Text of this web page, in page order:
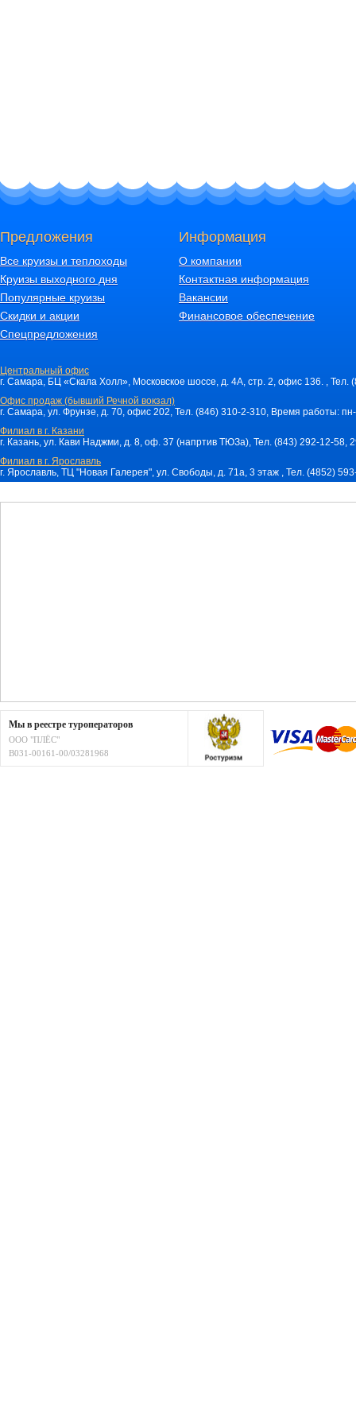
Предложения
Все круизы и теплоходы
Круизы выходного дня
Популярные круизы
Скидки и акции
Спецпредложения
Информация
О компании
Контактная информация
Вакансии
Финансовое обеспечение
Центральный офис
г. Самара, БЦ «Скала Холл», Московское шоссе, д. 4А, стр. 2, офис 136. ,
Офис продаж (бывший Речной вокзал)
г. Самара, ул. Фрунзе, д. 70, офис 202, Тел. (846) 310-2-310, Время работы:
Филиал в г. Казани
г. Казань, ул. Кави Наджми, д. 8, оф. 37 (напртив ТЮЗа), Тел. (843) 292-12-
Филиал в г. Ярославль
г. Ярославль, ТЦ "Новая Галерея", ул. Свободы, д. 71a, 3 этаж , Тел. (4852)
Мы в реестре туроператоров
ООО "ПЛЁС"
В031-00161-00/03281968